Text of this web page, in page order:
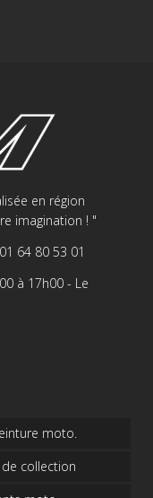
en région
imagination ! "
64 80 53 01
à 17h00 - Le
moto.
collection